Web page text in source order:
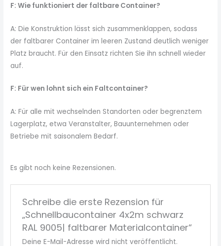
F: Wie funktioniert der faltbare Container?
A: Die Konstruktion lässt sich zusammenklappen, sodass
der faltbarer Container im leeren Zustand deutlich weniger
Platz braucht. Für den Einsatz richten Sie ihn schnell wieder
auf.
F: Für wen lohnt sich ein Faltcontainer?
A: Für alle mit wechselnden Standorten oder begrenztem
Lagerplatz, etwa Veranstalter, Bauunternehmen oder
Betriebe mit saisonalem Bedarf.
Es gibt noch keine Rezensionen.
Schreibe die erste Rezension für
„Schnellbaucontainer 4x2m schwarz
RAL 9005| faltbarer Materialcontainer“
Deine E-Mail-Adresse wird nicht veröffentlicht.